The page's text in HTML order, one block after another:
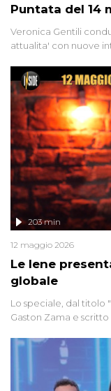
Puntata del 14
Veronica Gentili
attualita' con nuove
Le Iene
globale
203 min
12 maggio 2026
Lo speciale, dal
Gaston Zama e
racconta l'universo
globali e del
social network, talk